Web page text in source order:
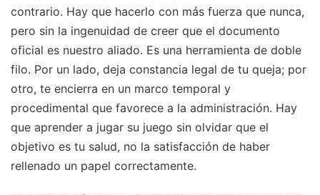
contrario. Hay que hacerlo con más fuerza que nunca,
pero sin la ingenuidad de creer que el documento
oficial es nuestro aliado. Es una herramienta de doble
filo. Por un lado, deja constancia legal de tu queja; por
otro, te encierra en un marco temporal y
procedimental que favorece a la administración. Hay
que aprender a jugar su juego sin olvidar que el
objetivo es tu salud, no la satisfacción de haber
rellenado un papel correctamente.